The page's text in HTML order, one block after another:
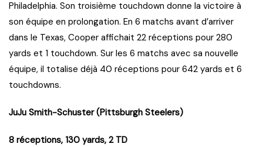
Philadelphia. Son troisième touchdown donne la victoire à
son équipe en prolongation. En 6 matchs avant d’arriver
dans le Texas, Cooper affichait 22 réceptions pour 280
yards et 1 touchdown. Sur les 6 matchs avec sa nouvelle
équipe, il totalise déjà 40 réceptions pour 642 yards et 6
touchdowns.
JuJu Smith-Schuster (Pittsburgh Steelers)
8 réceptions, 130 yards, 2 TD